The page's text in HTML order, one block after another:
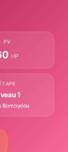
PV
HP
1
Bombydou